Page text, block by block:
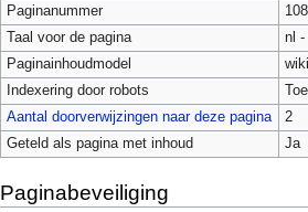
Paginanummer
Taal voor de pagina
nl -
Paginainhoudmodel
Indexering door robots
Aantal doorverwijzingen naar deze pagina
2
Geteld als pagina met inhoud
Ja
Paginabeveiliging